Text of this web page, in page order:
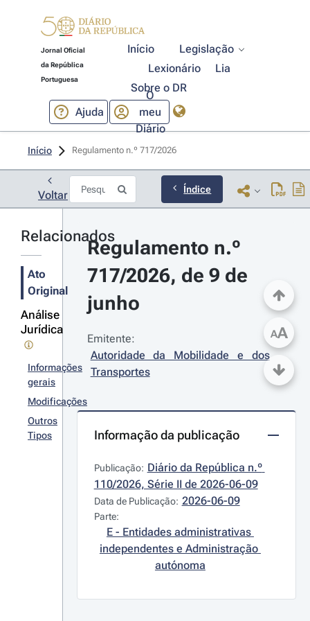
Jornal Oficial
da República
Portuguesa
Início
Legislação
Lexionário
Lia
Sobre o DR
Ajuda
O
meu
Diário
Início Regulamento n.º 717/2026
Voltar Índice
Relacionados
Ato
Original
Análise
Jurídica
Informações
gerais
Modificações
Outros
Tipos
Regulamento n.º
717/2026, de 9 de
junho
Emitente:
Autoridade da Mobilidade e dos
Transportes
Informação da publicação
Publicação: Diário da República n.º
110/2026, Série II de 2026-06-09
Data de Publicação: 2026-06-09
Parte:
E - Entidades administrativas
independentes e Administração
autónoma
AA